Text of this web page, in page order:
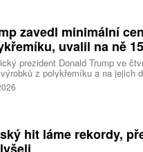
meteorologická agentura
zavedl minimální
uvalil na ně
prezident Donald Trump ve
z polykřemíku a na jejich
se používá při výrobě
panelů, jeho největším
Reuters.
hit láme rekordy,